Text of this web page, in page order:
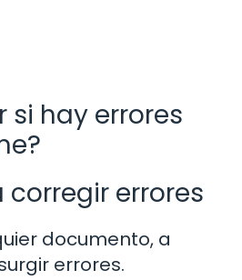
si hay errores
corregir errores
documento, a
errores.